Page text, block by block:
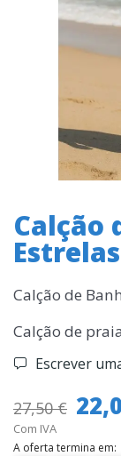
Calção
Calção de
Calção de
Escrever
27,50 €
Com IVA
A oferta termina em: